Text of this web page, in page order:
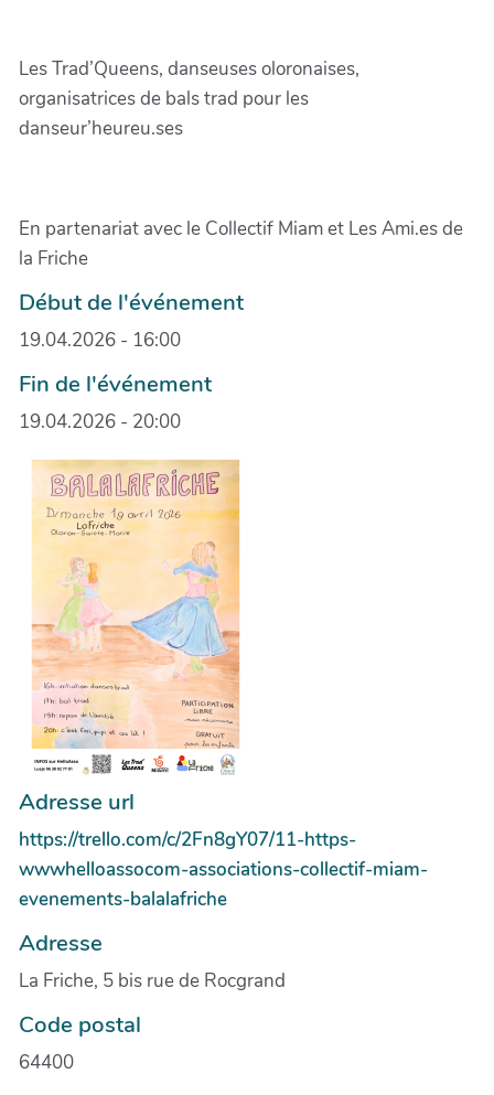
Les Trad’Queens, danseuses oloronaises,
organisatrices de bals trad pour les
danseur’heureu.ses
En partenariat avec le Collectif Miam et Les Ami.es de
la Friche
Début de l'événement
19.04.2026 - 16:00
Fin de l'événement
19.04.2026 - 20:00
Adresse url
https://trello.com/c/2Fn8gY07/11-https-
wwwhelloassocom-associations-collectif-miam-
evenements-balalafriche
Adresse
La Friche, 5 bis rue de Rocgrand
Code postal
64400